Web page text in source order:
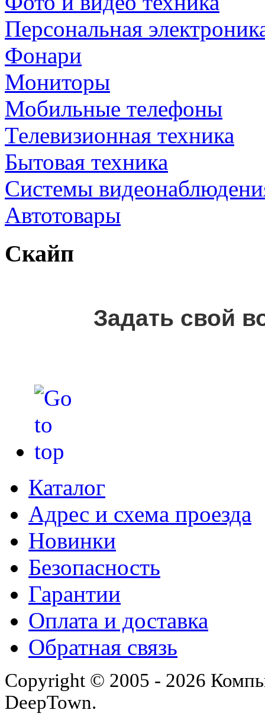
Персональная
Фонари
Мониторы
Мобильные телефоны
Телевизионная техника
Бытовая техника
Cистемы
Автотовары
Скайп
Задать свой
Каталог
Адрес и схема проезда
Новинки
Безопасность
Гарантии
Оплата и доставка
Обратная связь
Copyright © 2005 - 2026
DeepTown.